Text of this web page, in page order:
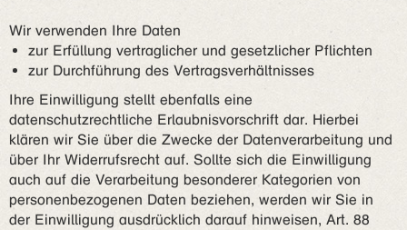
Wir verwenden Ihre Daten
zur Erfüllung vertraglicher und gesetzlicher Pflichten
zur Durchführung des Vertragsverhältnisses
Ihre Einwilligung stellt ebenfalls eine
datenschutzrechtliche Erlaubnisvorschrift dar. Hierbei
klären wir Sie über die Zwecke der Datenverarbeitung und
über Ihr Widerrufsrecht auf. Sollte sich die Einwilligung
auch auf die Verarbeitung besonderer Kategorien von
personenbezogenen Daten beziehen, werden wir Sie in
der Einwilligung ausdrücklich darauf hinweisen, Art. 88